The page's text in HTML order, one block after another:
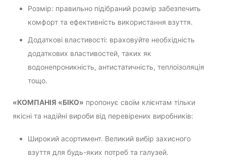
Розмір: правильно підібраний розмір забезпечить
комфорт та ефективність використання взуття.
Додаткові властивості: враховуйте необхідність
додаткових властивостей, таких як
водонепроникність, антистатичність, теплоізоляція
тощо.
«КОМПАНІЯ «БІКО» пропонує своїм клієнтам тільки
якісні та надійні вироби від перевірених виробників:
Широкий асортимент. Великий вибір захисного
взуття для будь-яких потреб та галузей.